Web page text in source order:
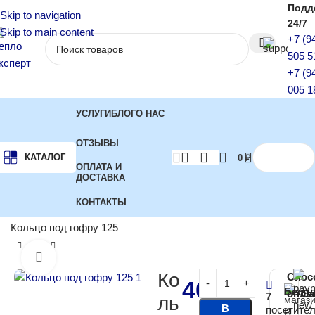
Skip to navigation
Skip to main content
24/7
+7
505
+7
005
КАТАЛОГ
УСЛУГИБЛОГО НАС
ОТЗЫВЫ
ОПЛАТА И
ДОСТАВКА
КОНТАКТЫ
0 ₽
Кольцо под гофру 125
Ко
ль
400₽
В
7
В